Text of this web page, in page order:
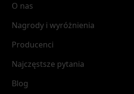
O nas
Nagrody i wyróżnienia
Producenci
Najczęstsze pytania
Blog